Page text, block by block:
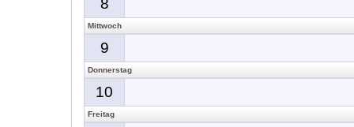
8
Mittwoch
9
Donnerstag
10
Freitag